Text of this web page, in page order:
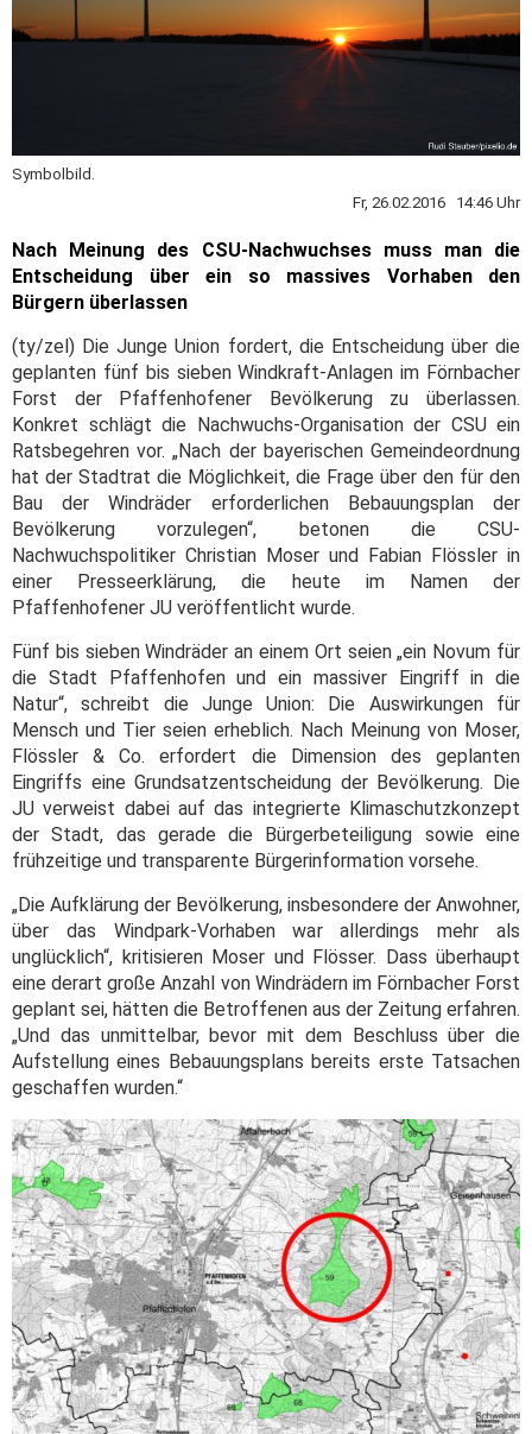
Symbolbild.
Fr, 26.02.2016 14:46 Uhr
Nach Meinung des CSU-Nachwuchses muss man die
Entscheidung über ein so massives Vorhaben den
Bürgern überlassen
(ty/zel) Die Junge Union fordert, die Entscheidung über die
geplanten fünf bis sieben Windkraft-Anlagen im Förnbacher
Forst der Pfaffenhofener Bevölkerung zu überlassen.
Konkret schlägt die Nachwuchs-Organisation der CSU ein
Ratsbegehren vor. „Nach der bayerischen Gemeindeordnung
hat der Stadtrat die Möglichkeit, die Frage über den für den
Bau der Windräder erforderlichen Bebauungsplan der
Bevölkerung vorzulegen“, betonen die CSU-
Nachwuchspolitiker Christian Moser und Fabian Flössler in
einer Presseerklärung, die heute im Namen der
Pfaffenhofener JU veröffentlicht wurde.
Fünf bis sieben Windräder an einem Ort seien „ein Novum für
die Stadt Pfaffenhofen und ein massiver Eingriff in die
Natur“, schreibt die Junge Union: Die Auswirkungen für
Mensch und Tier seien erheblich. Nach Meinung von Moser,
Flössler & Co. erfordert die Dimension des geplanten
Eingriffs eine Grundsatzentscheidung der Bevölkerung. Die
JU verweist dabei auf das integrierte Klimaschutzkonzept
der Stadt, das gerade die Bürgerbeteiligung sowie eine
frühzeitige und transparente Bürgerinformation vorsehe.
„Die Aufklärung der Bevölkerung, insbesondere der Anwohner,
über das Windpark-Vorhaben war allerdings mehr als
unglücklich“, kritisieren Moser und Flösser. Dass überhaupt
eine derart große Anzahl von Windrädern im Förnbacher Forst
geplant sei, hätten die Betroffenen aus der Zeitung erfahren.
„Und das unmittelbar, bevor mit dem Beschluss über die
Aufstellung eines Bebauungsplans bereits erste Tatsachen
geschaffen wurden.“